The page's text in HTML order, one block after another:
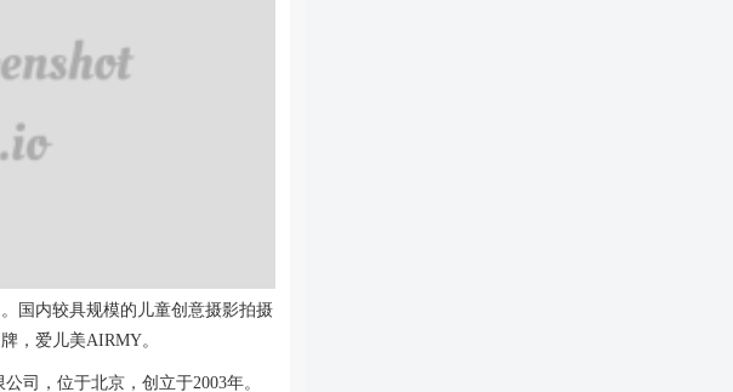
国内较具规模的儿童创意摄影拍摄
，爱儿美AIRMY。
司，位于北京，创立于2003年。